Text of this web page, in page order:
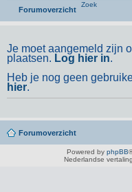
Forumoverzicht
Zoek
Je moet aangemeld zijn
plaatsen. Log hier in.
Heb je nog geen
hier.
Forumoverzicht
Powered by phpBB
Nederlandse